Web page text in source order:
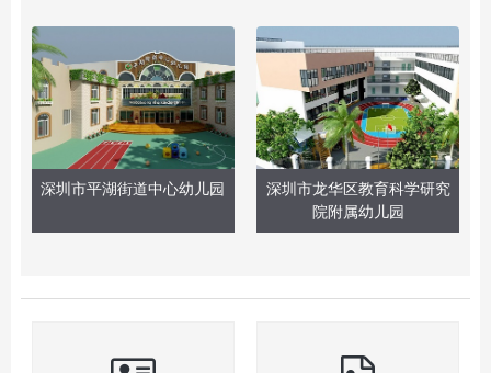
深圳市平湖街道中心幼儿园
深圳市龙华区教育科学研究
院附属幼儿园